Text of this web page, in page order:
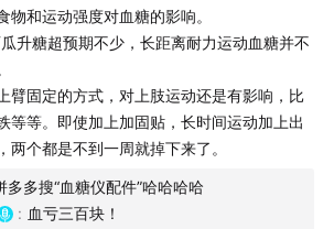
，反而敢吃甜食和碳水了。
，全都超级升糖。但终于找到了适合自
题，吃两个有点大的包子，血糖就开始
物和运动强度对血糖的影响。
升糖超预期不少，长距离耐力运动血糖并不
臂固定的方式，对上肢运动还是有影响，比
等等。即使加上加固贴，长时间运动加上出
两个都是不到一周就掉下来了。
多多搜“血糖仪配件”哈哈哈哈
: 血亏三百块！